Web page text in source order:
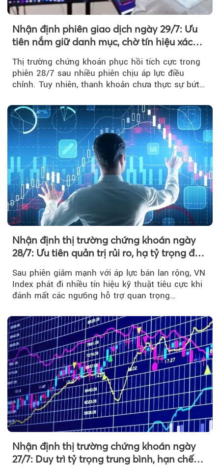
Nhận định phiên giao dịch ngày 29/7: Ưu
tiên nắm giữ danh mục, chờ tín hiệu xác
Thị trường chứng khoán phục hồi tích cực trong
phiên 28/7 sau nhiều phiên chịu áp lực điều
chỉnh. Tuy nhiên, thanh khoản chưa thực sự bứt
Nhận định thị trường chứng khoán ngày
28/7: Ưu tiên quản trị rủi ro, hạ tỷ trọng đòn
Sau phiên giảm mạnh với áp lực bán lan rộng, VN
Index phát đi nhiều tín hiệu kỹ thuật tiêu cực khi
đánh mất các ngưỡng hỗ trợ quan trọng…
Nhận định thị trường chứng khoán ngày
27/7: Duy trì tỷ trọng trung bình, hạn chế